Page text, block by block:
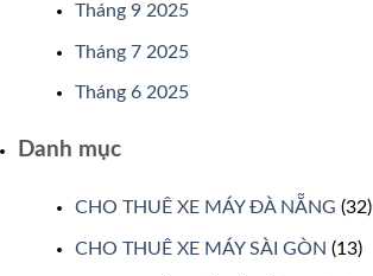
Tháng 9 2025
Tháng 7 2025
Tháng 6 2025
Danh mục
CHO THUÊ XE MÁY ĐÀ NẴNG (32)
CHO THUÊ XE MÁY SÀI GÒN (13)